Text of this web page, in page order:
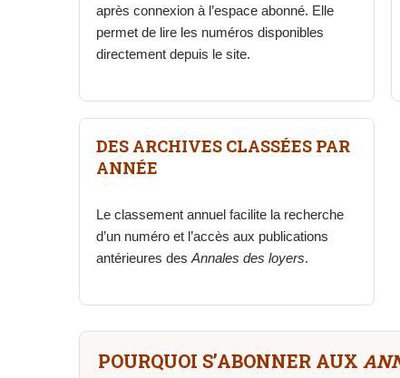
après connexion à l’espace abonné. Elle
permet de lire les numéros disponibles
directement depuis le site.
DES ARCHIVES CLASSÉES PAR
ANNÉE
Le classement annuel facilite la recherche
d’un numéro et l’accès aux publications
antérieures des Annales des loyers.
POURQUOI S’ABONNER AUX